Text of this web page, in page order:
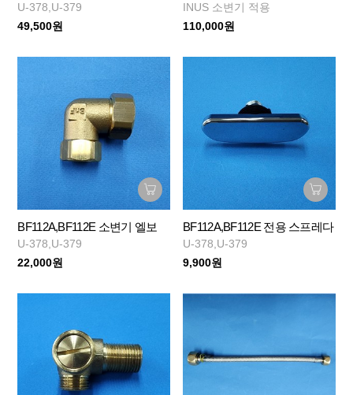
U-378,U-379
49,500원
INUS 소변기 적용
110,000원
BF112A,BF112E 소변기 엘보
U-378,U-379
22,000원
BF112A,BF112E 전용 스프레다
U-378,U-379
9,900원